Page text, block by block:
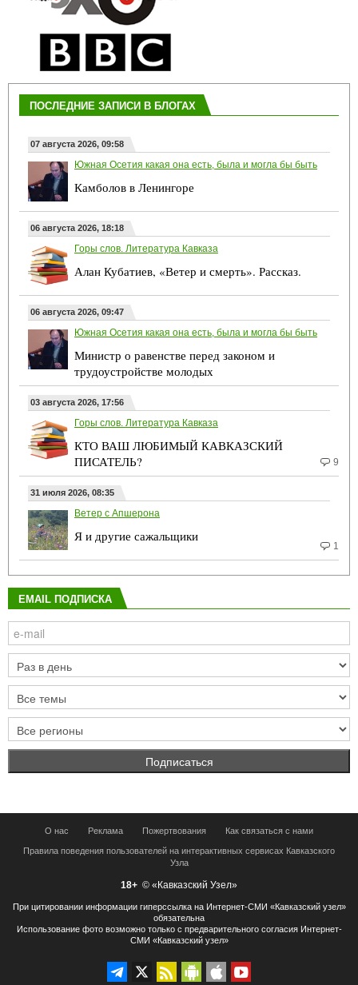
ПОСЛЕДНИЕ ЗАПИСИ В БЛОГАХ
07 августа 2026, 09:58
Южная Осетия какая она есть, была и могла бы быть
Камболов в Ленингоре
06 августа 2026, 18:18
Горы слов. Литература Кавказа
Алан Кубатиев, «Ветер и смерть». Рассказ.
06 августа 2026, 09:47
Южная Осетия какая она есть, была и могла бы быть
Министр о равенстве перед законом и
трудоустройстве молодых
03 августа 2026, 17:56
Горы слов. Литература Кавказа
КТО ВАШ ЛЮБИМЫЙ КАВКАЗСКИЙ
ПИСАТЕЛЬ?
9
31 июля 2026, 08:35
Ветер с Апшерона
Я и другие сажальщики
1
EMAIL ПОДПИСКА
О нас Реклама Пожертвования Как связаться с нами
Правила поведения пользователей на интерактивных сервисах Кавказского
Узла
18+ © «Кавказский Узел»
При цитировании информации гиперссылка на Интернет-СМИ «Кавказский узел»
обязательна
Использование фото возможно только с предварительного согласия Интернет-
СМИ «Кавказский узел»